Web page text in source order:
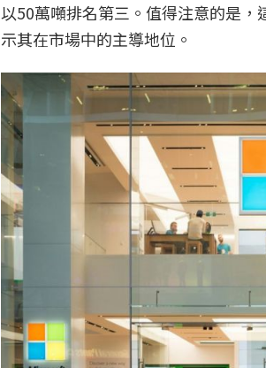
以50萬噸排名第三。值得注意的是
示其在市場中的主導地位。